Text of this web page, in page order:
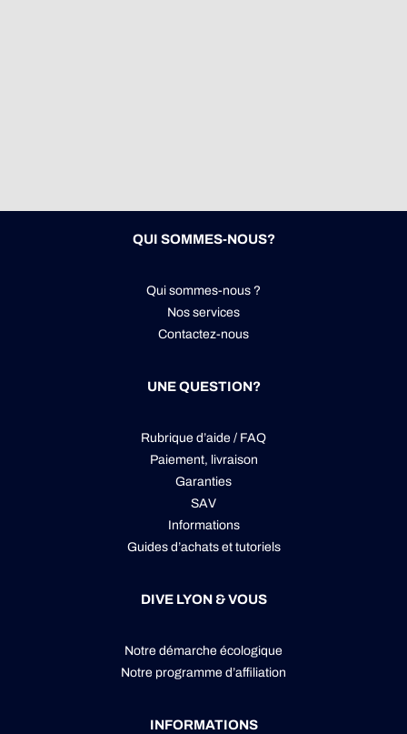
QUI SOMMES-NOUS?
Qui sommes-nous ?
Nos services
Contactez-nous
UNE QUESTION?
Rubrique d’aide / FAQ
Paiement, livraison
Garanties
SAV
Informations
Guides d’achats et tutoriels
DIVE LYON & VOUS
Notre démarche écologique
Notre programme d’affiliation
INFORMATIONS